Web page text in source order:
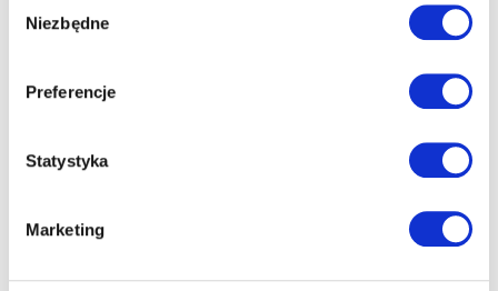
zgody
Niezbędne
Preferencje
Statystyka
Marketing